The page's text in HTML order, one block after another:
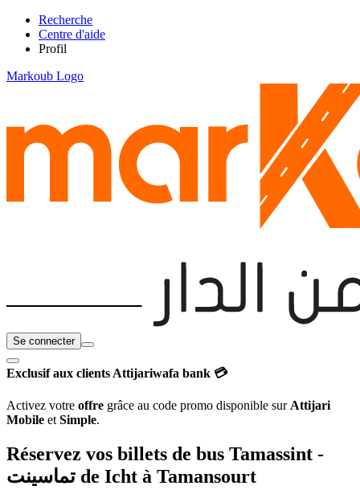
Recherche
Centre d'aide
Profil
Markoub Logo
Se connecter
Exclusif aux clients Attijariwafa bank 💳
Activez votre offre grâce au code promo disponible sur Attijari
Mobile et Simple.
Réservez vos billets de bus Tamassint -
تماسينت de Icht à Tamansourt